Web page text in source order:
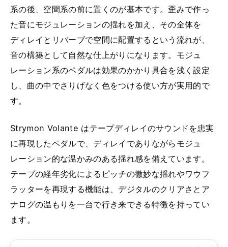
系の後、空間系の前に置くのが基本です。歪みで作っ
た音にモジュレーションの揺れを加え、その全体を
ディレイとリバーブで空間に配置するという流れが、
音の構築として自然な仕上がりになります。モジュ
レーション系のペダルは効果のかかり具合を浅く設定
し、曲の中でさりげなく色をつける使い方が実用的で
す。
Strymon Volante はテープディレイのサウンドを忠実
に再現したペダルで、ディレイでありながらモジュ
レーション的な温かみのある揺れ感を備えています。
テープの経年劣化によるピッチの微妙な揺れやワウフ
ラッターを再現する機能は、デジタルのクリアさとア
ナログの温もりを一台で行き来できる特徴を持ってい
ます。